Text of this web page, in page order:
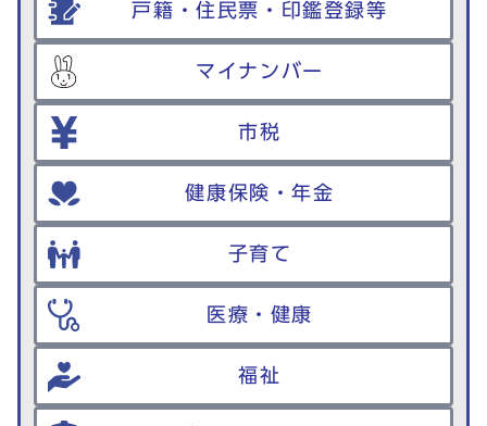
戸籍・住民票・印鑑登録等
マイナンバー
市税
健康保険・年金
子育て
医療・健康
福祉